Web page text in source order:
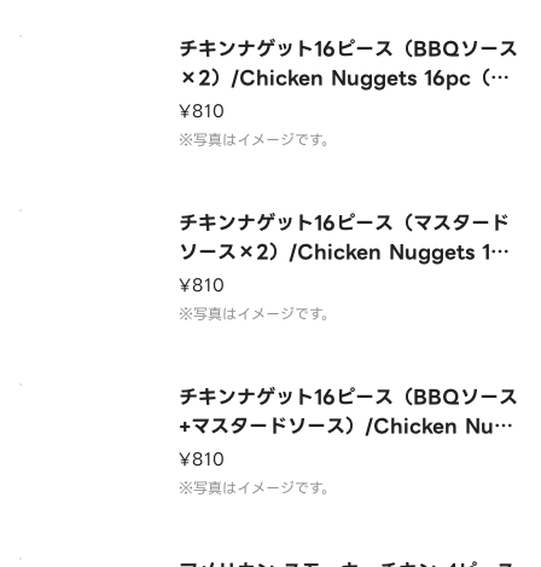
チキンナゲット16ピース（BBQソース
×2）/Chicken Nuggets 16pc（BB
Q Saucex2）
¥810
※写真はイメージです。
チキンナゲット16ピース（マスタード
ソース×2）/Chicken Nuggets 16p
c（Mustard Saucex2）
¥810
※写真はイメージです。
チキンナゲット16ピース（BBQソース
+マスタードソース）/Chicken Nugg
ets 16pc（BBQ Sauce+Mustard S
auce）
¥810
※写真はイメージです。